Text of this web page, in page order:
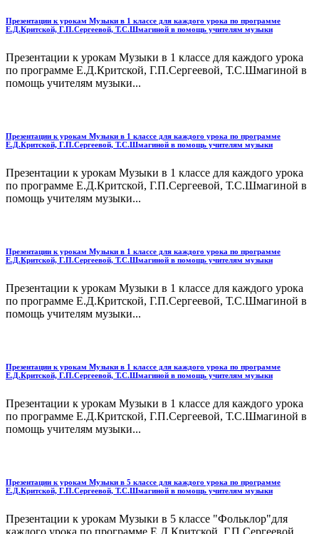
Презентации к урокам Музыки в 1 классе для каждого урока по программе
Е.Д.Критской, Г.П.Сергеевой, Т.С.Шмагиной в помощь учителям музыки
Презентации к урокам Музыки в 1 классе для каждого урока
по программе Е.Д.Критской, Г.П.Сергеевой, Т.С.Шмагиной в
помощь учителям музыки...
Презентации к урокам Музыки в 1 классе для каждого урока по программе
Е.Д.Критской, Г.П.Сергеевой, Т.С.Шмагиной в помощь учителям музыки
Презентации к урокам Музыки в 1 классе для каждого урока
по программе Е.Д.Критской, Г.П.Сергеевой, Т.С.Шмагиной в
помощь учителям музыки...
Презентации к урокам Музыки в 1 классе для каждого урока по программе
Е.Д.Критской, Г.П.Сергеевой, Т.С.Шмагиной в помощь учителям музыки
Презентации к урокам Музыки в 1 классе для каждого урока
по программе Е.Д.Критской, Г.П.Сергеевой, Т.С.Шмагиной в
помощь учителям музыки...
Презентации к урокам Музыки в 1 классе для каждого урока по программе
Е.Д.Критской, Г.П.Сергеевой, Т.С.Шмагиной в помощь учителям музыки
Презентации к урокам Музыки в 1 классе для каждого урока
по программе Е.Д.Критской, Г.П.Сергеевой, Т.С.Шмагиной в
помощь учителям музыки...
Презентации к урокам Музыки в 5 классе для каждого урока по программе
Е.Д.Критской, Г.П.Сергеевой, Т.С.Шмагиной в помощь учителям музыки
Презентации к урокам Музыки в 5 классе "Фольклор"для
каждого урока по программе Е.Д.Критской, Г.П.Сергеевой,